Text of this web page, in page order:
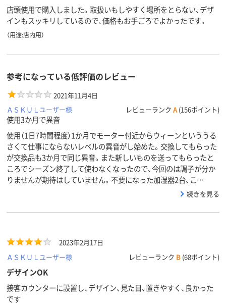
店頭使用で購入しました。取扱いもしやすく場所をとらない、デザ
インもスッキリしているので、価格もお手ごろでよかったです。
（用途:店内用）
参考になっている低評価のレビュー
2021年11月4日
ＡＳＫＵＬユーザー様
レビューランク A (156ポイント)
使用3か月で異音
使用（1日7時間程度）1か月でモーター付近からウィーンといううる
さくて仕事にならないレベルの異音がし始めた。交換してもらった
が交換品も3か月で同じ異音。また新しいものを送ってもらったと
ころでシーズン終了して使わなくなったので、今回のは調子が分か
りませんが期待はしていません。不要になった加湿器2台、こ…
続きを見る
2023年2月17日
ＡＳＫＵＬユーザー様
レビューランク B (68ポイント)
デザインOK
接客カウンターに設置し、デザイン、見た目、置きやすく、良かった
です